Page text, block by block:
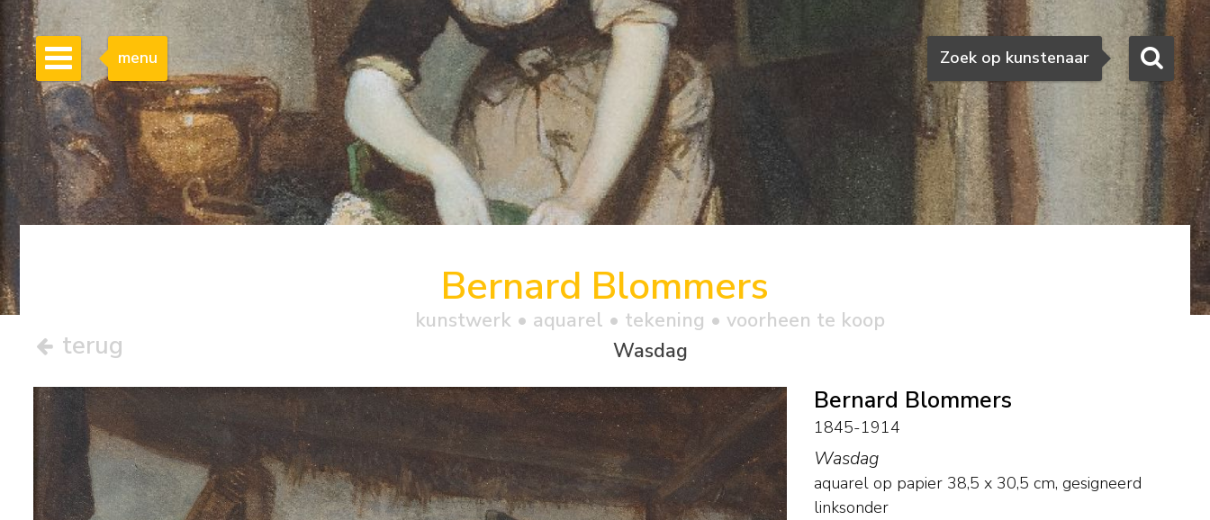
Zoeken
Zoek op kunstenaar
menu
terug
Bernard Blommers
kunstwerk • aquarel • tekening • voorheen te koop
Wasdag
Bernard Blommers
1845-1914
Wasdag
aquarel op papier 38,5 x 30,5 cm, gesigneerd
linksonder